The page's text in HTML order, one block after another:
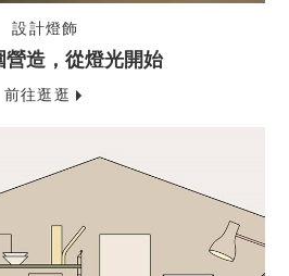
設計燈飾
營造，從燈光開始
前往逛逛